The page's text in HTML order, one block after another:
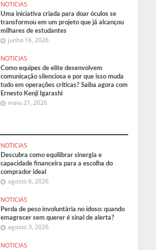
NOTICIAS
Uma iniciativa criada para doar óculos se
transformou em um projeto que já alcançou
milhares de estudantes
junho 16, 2026
NOTICIAS
Como equipes de elite desenvolvem
comunicação silenciosa e por que isso muda
tudo em operações críticas? Saiba agora com
Ernesto Kenji Igarashi
maio 21, 2026
NOTICIAS
Descubra como equilibrar sinergia e
capacidade financeira para a escolha do
comprador ideal
agosto 6, 2026
NOTICIAS
Perda de peso involuntária no idoso: quando
emagrecer sem querer é sinal de alerta?
agosto 3, 2026
NOTICIAS